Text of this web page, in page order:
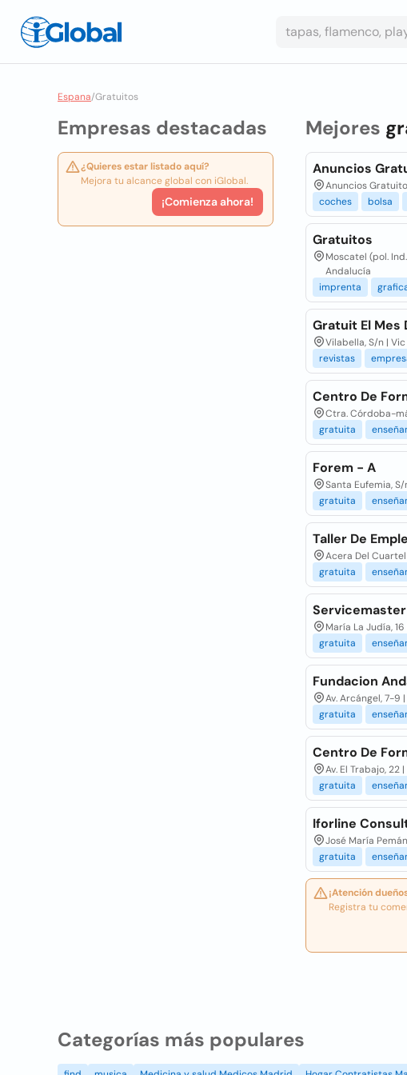
Espana/Gratuitos
Empresas destacadas
¿Quieres estar listado aquí?
Mejora tu alcance global con iGlobal.
¡Comienza ahora!
Mejores
Anuncios
Anuncios
coches
bolsa
Gratuitos
Moscatel (pol.
Andalucía
imprenta
Gratuit El Mes
Vilabella, S/n |
revistas
Centro De
Ctra. Córdoba-
gratuita
Forem - A
Santa Eufemia,
gratuita
Taller De
Acera Del
gratuita
Servicemaster
María La Judía,
gratuita
Fundacion
Av. Arcángel, 7-9
gratuita
Centro De
Av. El Trabajo, 22
gratuita
Iforline
José María
gratuita
¡Atención
Registra tu
Categorías más populares